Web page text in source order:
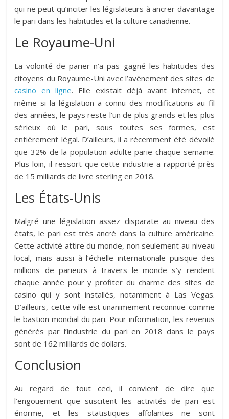
qui ne peut qu’inciter les législateurs à ancrer davantage
le pari dans les habitudes et la culture canadienne.
Le Royaume-Uni
La volonté de parier n’a pas gagné les habitudes des
citoyens du Royaume-Uni avec l’avènement des sites de
casino en ligne. Elle existait déjà avant internet, et
même si la législation a connu des modifications au fil
des années, le pays reste l’un de plus grands et les plus
sérieux où le pari, sous toutes ses formes, est
entièrement légal. D’ailleurs, il a récemment été dévoilé
que 32% de la population adulte parie chaque semaine.
Plus loin, il ressort que cette industrie a rapporté près
de 15 milliards de livre sterling en 2018.
Les États-Unis
Malgré une législation assez disparate au niveau des
états, le pari est très ancré dans la culture américaine.
Cette activité attire du monde, non seulement au niveau
local, mais aussi à l’échelle internationale puisque des
millions de parieurs à travers le monde s’y rendent
chaque année pour y profiter du charme des sites de
casino qui y sont installés, notamment à Las Vegas.
D’ailleurs, cette ville est unanimement reconnue comme
le bastion mondial du pari. Pour information, les revenus
générés par l’industrie du pari en 2018 dans le pays
sont de 162 milliards de dollars.
Conclusion
Au regard de tout ceci, il convient de dire que
l’engouement que suscitent les activités de pari est
énorme, et les statistiques affolantes ne sont